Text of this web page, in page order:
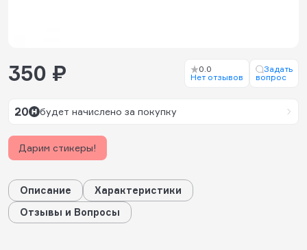
350 ₽
0.0
Нет отзывов
Задать
вопрос
20 будет начислено за покупку
Дарим стикеры!
Описание
Характеристики
Отзывы и Вопросы